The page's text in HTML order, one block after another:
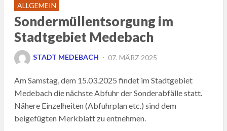
ALLGEMEIN
Sondermüllentsorgung im
Stadtgebiet Medebach
STADT MEDEBACH
POSTED
07. MÄRZ 2025
Am Samstag, dem 15.03.2025 findet im Stadtgebiet
Medebach die nächste Abfuhr der Sonderabfälle statt.
Nähere Einzelheiten (Abfuhrplan etc.) sind dem
beigefügten Merkblatt zu entnehmen.